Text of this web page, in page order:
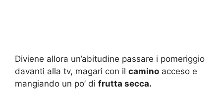
Diviene allora un’abitudine passare i pomeriggio
davanti alla tv, magari con il camino acceso e
mangiando un po’ di frutta secca.